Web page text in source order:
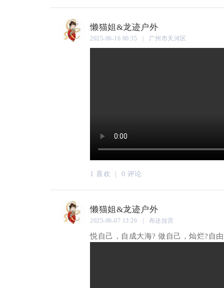
懒猫姐&龙迹户外
2025-06-16 00:35 | 广州市天河区
1 喜欢 | 0 评论
懒猫姐&龙迹户外
2025-06-07 13:26 | 布达拉宫
悦自己，自成大海? 做自己，灿烂?自